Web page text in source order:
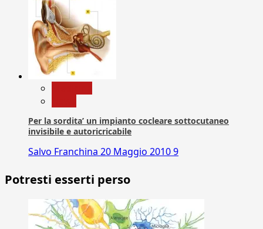
Per la sordita’ un impianto cocleare sottocutaneo
invisibile e autoricricabile
Salvo Franchina 20 Maggio 20109
Potresti esserti perso